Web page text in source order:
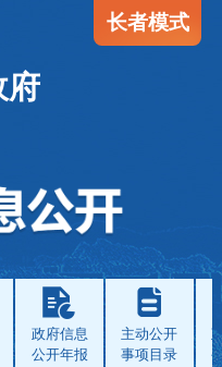
长者模式
府
政府信息
公开年报
主动公开
事项目录